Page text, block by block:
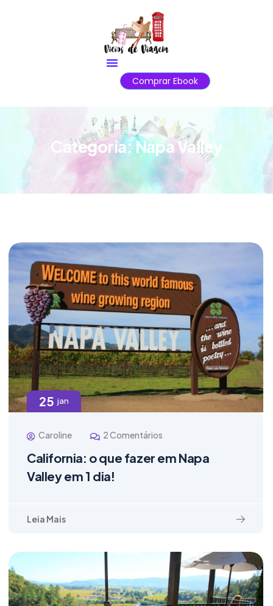
Comprar Ebook
Categoria:Napa Valley
25 jan
Caroline 2 Comentários
California: o que fazer em Napa
Valley em 1 dia!
Leia Mais